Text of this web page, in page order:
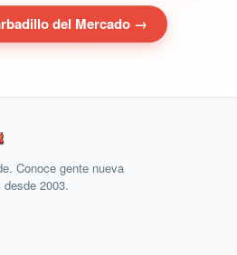
del Mercado →
Conoce gente nueva
2003.